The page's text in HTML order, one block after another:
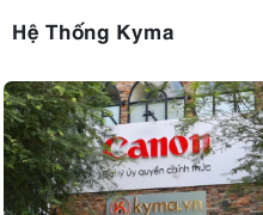
Hệ Thống Kyma